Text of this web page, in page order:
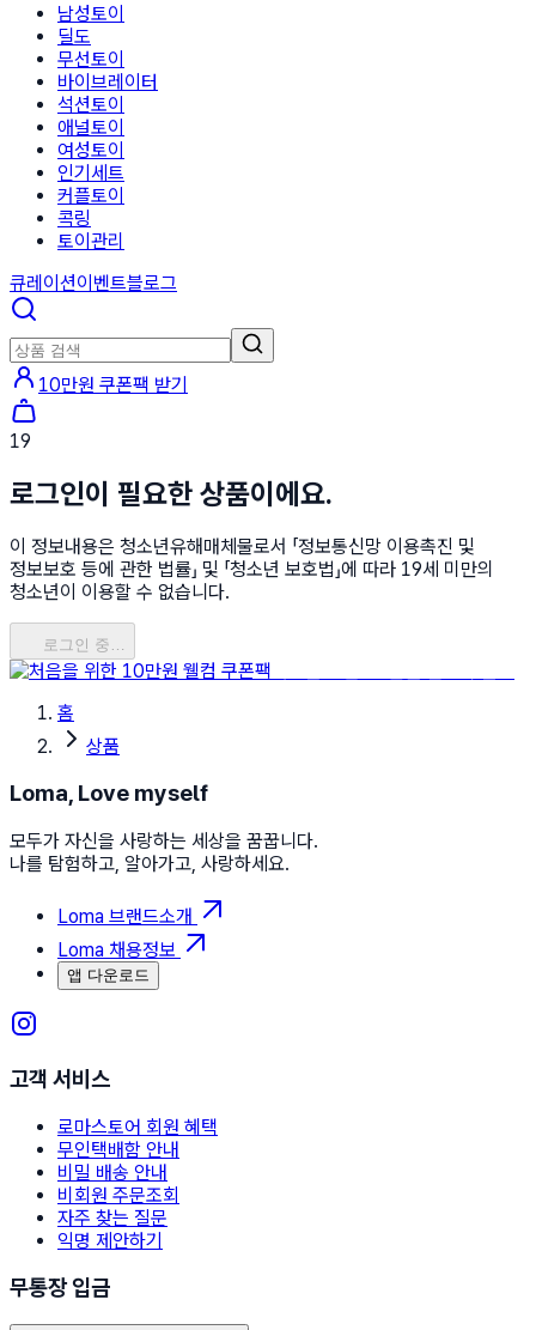
남성토이
딜도
무선토이
바이브레이터
석션토이
애널토이
여성토이
인기세트
커플토이
콕링
토이관리
큐레이션이벤트블로그
10만원 쿠폰팩 받기
19
로그인이 필요한 상품이에요.
이 정보내용은 청소년유해매체물로서 「정보통신망 이용촉진 및
정보보호 등에 관한 법률」 및 「청소년 보호법」에 따라 19세 미만의
청소년이 이용할 수 없습니다.
로그인 중…
홈
상품
Loma, Love myself
모두가 자신을 사랑하는 세상을 꿈꿉니다.
나를 탐험하고, 알아가고, 사랑하세요.
Loma 브랜드소개
Loma 채용정보
앱 다운로드
고객 서비스
로마스토어 회원 혜택
무인택배함 안내
비밀 배송 안내
비회원 주문조회
자주 찾는 질문
익명 제안하기
무통장 입금